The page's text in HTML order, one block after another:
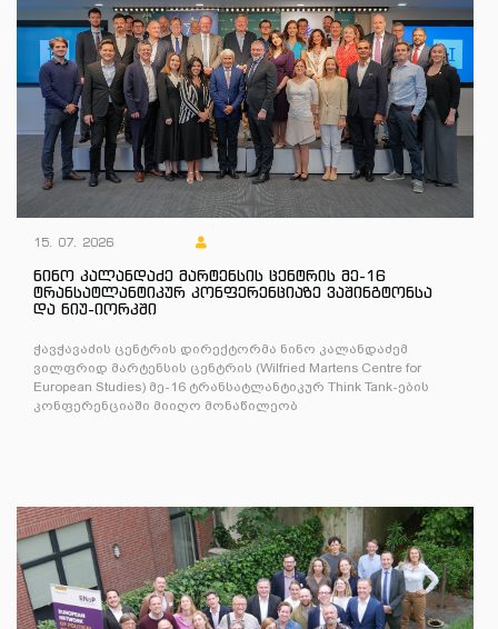
15. 07. 2026
ნინო კალანდაძე მარტენსის ცენტრის მე-16
ტრანსატლანტიკურ კონფერენციაზე ვაშინგტონსა
და ნიუ-იორკში
ჭავჭავაძის ცენტრის დირექტორმა ნინო კალანდაძემ
ვილფრიდ მარტენსის ცენტრის (Wilfried Martens Centre for
European Studies) მე-16 ტრანსატლანტიკურ Think Tank-ების
კონფერენციაში მიიღო მონაწილეობ